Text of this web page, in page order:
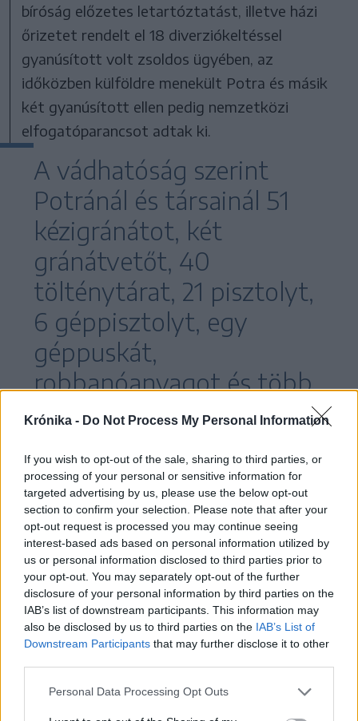
Krónika - Do Not Process My Personal Information
If you wish to opt-out of the sale, sharing to third parties, or
processing of your personal or sensitive information for
targeted advertising by us, please use the below opt-out
section to confirm your selection. Please note that after your
opt-out request is processed you may continue seeing
interest-based ads based on personal information utilized by
us or personal information disclosed to third parties prior to
your opt-out. You may separately opt-out of the further
disclosure of your personal information by third parties on the
IAB’s list of downstream participants. This information may
also be disclosed by us to third parties on the IAB’s List of
Downstream Participants that may further disclose it to other
Personal Data Processing Opt Outs
bíróság előzetes letartóztatást, illetve házi
őrizetet rendelt el 18 diverziókeltéssel
gyanúsított volt zsoldos ügyében, az
időközben külföldre menekült Potra és másik
két gyanúsított ellen pedig nemzetközi
elfogatóparancsot adtak ki.
A vádhatóság szerint
Potránál és társainál 51
kézigránátot, két
gránátvetőt, 40
tölténytárat, 21 pisztolyt,
6 géppisztolyt, egy
géppuskát,
robbanóanyagot és több
száz töltényt találtak a
Potráról tavaly februárban is írtak a román
lapok, amikor a bukaresti külügyminisztérium
megerősítette, hogy két román állampolgár
meghalt, további négy pedig megsebesült a
Kongói Demokratikus Köztársaságban zajló
harcok során. A Kanal D televízió hírműsorában
akkor arról számoltak be, hogy a román
áldozatok a Kongói DK kormányerőit kiképző –
volt hivatásos katonákból, egykori